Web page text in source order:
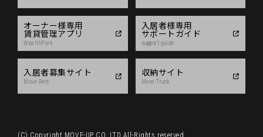
オーナー様専用
賃貸管理アプリ
WealthPark
入居者様専用
サポートガイド
support guide
入居者募集サイト
Move-Rent
収納サイト
Move-Trunk
(C) Copyright MOVE-UP CO.,LTD All-Rights reserved